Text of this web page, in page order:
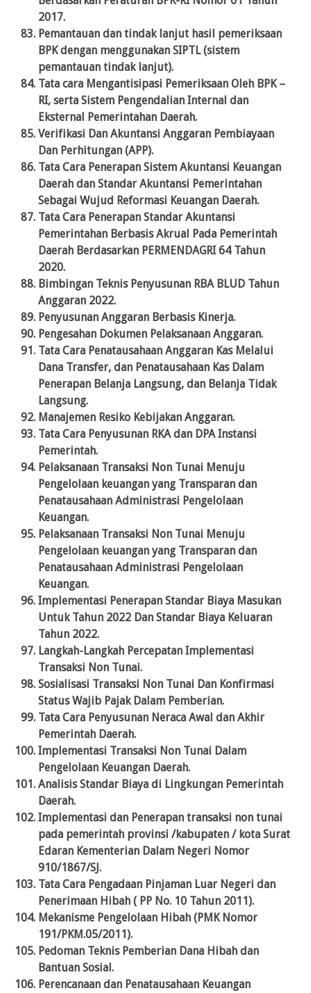
2017.
Pemantauan dan tindak lanjut hasil pemeriksaan
BPK dengan menggunakan SIPTL (sistem
pemantauan tindak lanjut).
Tata cara Mengantisipasi Pemeriksaan Oleh BPK –
RI, serta Sistem Pengendalian Internal dan
Eksternal Pemerintahan Daerah.
Verifikasi Dan Akuntansi Anggaran Pembiayaan
Dan Perhitungan (APP).
Tata Cara Penerapan Sistem Akuntansi Keuangan
Daerah dan Standar Akuntansi Pemerintahan
Sebagai Wujud Reformasi Keuangan Daerah.
Tata Cara Penerapan Standar Akuntansi
Pemerintahan Berbasis Akrual Pada Pemerintah
Daerah Berdasarkan PERMENDAGRI 64 Tahun
2020.
Bimbingan Teknis Penyusunan RBA BLUD Tahun
Anggaran 2022.
Penyusunan Anggaran Berbasis Kinerja.
Pengesahan Dokumen Pelaksanaan Anggaran.
Tata Cara Penatausahaan Anggaran Kas Melalui
Dana Transfer, dan Penatausahaan Kas Dalam
Penerapan Belanja Langsung, dan Belanja Tidak
Langsung.
Manajemen Resiko Kebijakan Anggaran.
Tata Cara Penyusunan RKA dan DPA Instansi
Pemerintah.
Pelaksanaan Transaksi Non Tunai Menuju
Pengelolaan keuangan yang Transparan dan
Penatausahaan Administrasi Pengelolaan
Keuangan.
Pelaksanaan Transaksi Non Tunai Menuju
Pengelolaan keuangan yang Transparan dan
Penatausahaan Administrasi Pengelolaan
Keuangan.
Implementasi Penerapan Standar Biaya Masukan
Untuk Tahun 2022 Dan Standar Biaya Keluaran
Tahun 2022.
Langkah-Langkah Percepatan Implementasi
Transaksi Non Tunai.
Sosialisasi Transaksi Non Tunai Dan Konfirmasi
Status Wajib Pajak Dalam Pemberian.
Tata Cara Penyusunan Neraca Awal dan Akhir
Pemerintah Daerah.
Implementasi Transaksi Non Tunai Dalam
Pengelolaan Keuangan Daerah.
Analisis Standar Biaya di Lingkungan Pemerintah
Daerah.
Implementasi dan Penerapan transaksi non tunai
pada pemerintah provinsi /kabupaten / kota Surat
Edaran Kementerian Dalam Negeri Nomor
910/1867/SJ.
Tata Cara Pengadaan Pinjaman Luar Negeri dan
Penerimaan Hibah ( PP No. 10 Tahun 2011).
Mekanisme Pengelolaan Hibah (PMK Nomor
191/PKM.05/2011).
Pedoman Teknis Pemberian Dana Hibah dan
Bantuan Sosial.
Perencanaan dan Penatausahaan Keuangan